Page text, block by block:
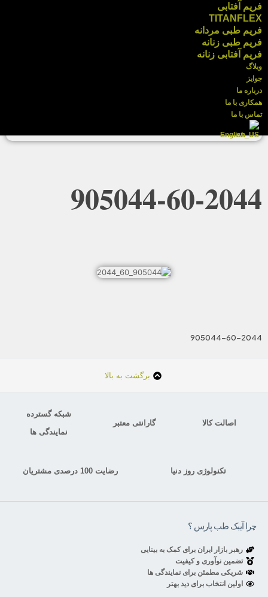
فریم آفتابی
TITANFLEX
فریم طبی مردانه
فریم طبی زنانه
فریم آفتابی زنانه
وبلاگ
جوایز
درباره ما
همکاری با ما
تماس با ما
English
905044-60-2044
905044-60-2044
برگشت به بالا
اصالت کالا گارانتی معتبر
شبکه گسترده
نمایندگی ها
تکنولوژی روز دنیا رضایت 100 درصدی مشتریان
چرا آیبک طب پارس ؟
رهبر بازار ایران برای کمک به بینایی
تضمین نوآوری و کیفیت
شریکی مطمئن برای نمایندگی ها
اولین انتخاب برای دید بهتر